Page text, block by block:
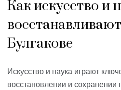
Как искусство и
Булгакове
Искусство и наука играют
восстановлении и